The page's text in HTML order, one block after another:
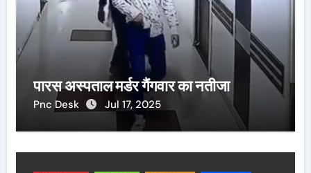
पारस अस्पताल मर्डर गैंगवार का नतीजा
Pnc Desk Jul 17, 2025